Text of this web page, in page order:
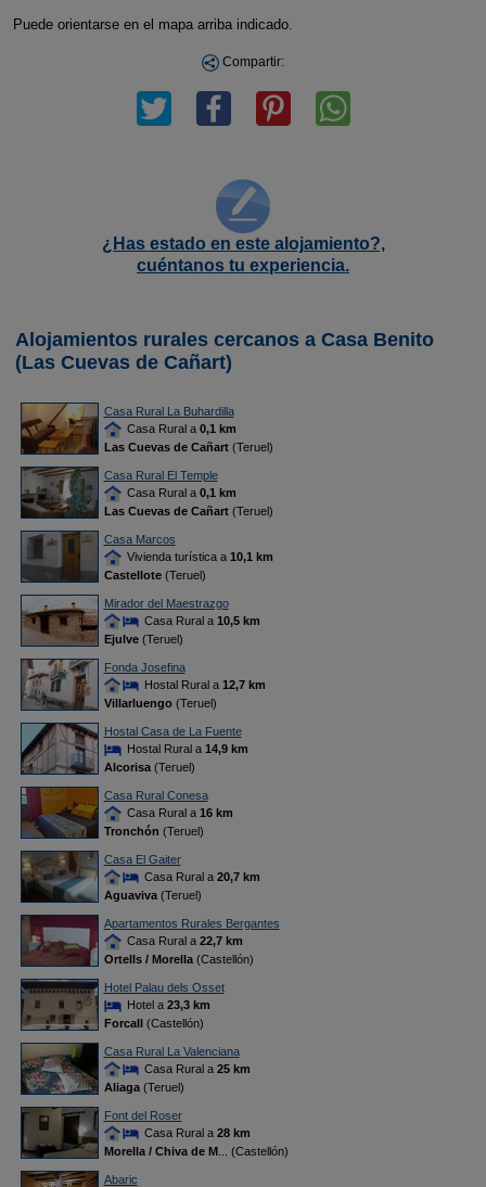
Puede orientarse en el mapa arriba indicado.
Compartir:
¿Has estado en este alojamiento?,
cuéntanos tu experiencia.
Alojamientos rurales cercanos a Casa Benito
(Las Cuevas de Cañart)
Casa Rural La Buhardilla
Casa Rural a 0,1 km
Las Cuevas de Cañart(Teruel)
Casa Rural El Temple
Casa Rural a 0,1 km
Las Cuevas de Cañart(Teruel)
Casa Marcos
Vivienda turística a 10,1 km
Castellote(Teruel)
Mirador del Maestrazgo
Casa Rural a 10,5 km
Ejulve(Teruel)
Fonda Josefina
Hostal Rural a 12,7 km
Villarluengo(Teruel)
Hostal Casa de La Fuente
Hostal Rural a 14,9 km
Alcorisa(Teruel)
Casa Rural Conesa
Casa Rural a 16 km
Tronchón (Teruel)
Casa El Gaiter
Casa Rural a 20,7 km
Aguaviva(Teruel)
Apartamentos Rurales Bergantes
Casa Rural a 22,7 km
Ortells / Morella(Castellón)
Hotel Palau dels Osset
Hotel a 23,3 km
Forcall(Castellón)
Casa Rural La Valenciana
Casa Rural a 25 km
Aliaga(Teruel)
Font del Roser
Casa Rural a 28 km
Morella / Chiva de M... (Castellón)
Abaric